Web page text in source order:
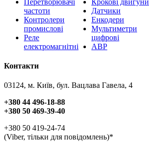
частоти
Контролери
промислові
Реле
електромагнітні
Датчики
Енкодери
Мультиметри
цифрові
АВР
Контакти
03124, м. Київ, бул. Вацлава Гавела, 4
+380 44 496-18-88
+380 50 469-39-40
+380 50 419-24-74
(Viber, тільки для повідомлень)*